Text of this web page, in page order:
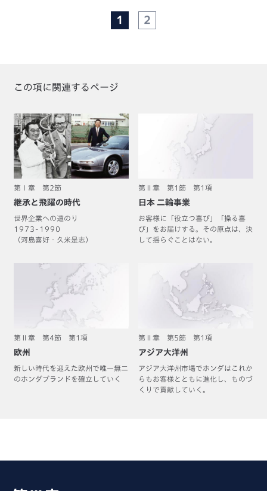
1 2
この項に関連するページ
第Ⅰ章 第2節
継承と飛躍の時代
世界企業への道のり
1973-1990
（河島喜好・久米是志）
第Ⅱ章 第1節 第1項
日本 二輪事業
お客様に「役立つ喜び」「操る喜
び」をお届けする。その原点は、決
して揺らぐことはない。
第Ⅱ章 第4節 第1項
欧州
新しい時代を迎えた欧州で唯一無二
のホンダブランドを確立していく
第Ⅱ章 第5節 第1項
アジア大洋州
アジア大洋州市場でホンダは これか
らもお客様とともに進化し、 ものづ
くりで貢献していく。